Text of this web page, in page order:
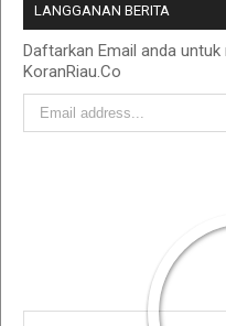
LANGGANAN BERITA
Daftarkan Email anda
KoranRiau.Co